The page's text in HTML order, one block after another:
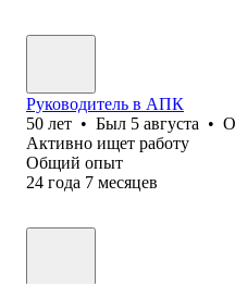
Руководитель в АПК
50 лет • Был 5 августа •
Активно ищет работу
Общий опыт
24 года 7 месяцев